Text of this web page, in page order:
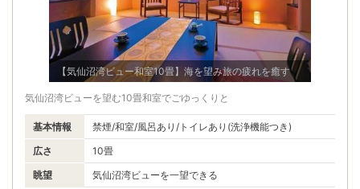
【気仙沼湾ビュー和室10畳】海を望み旅の疲れを癒す
気仙沼湾ビューを望む10畳和室でごゆっくりと
基本情報
禁煙/和室/風呂あり/トイレあり(洗浄機能つき)
広さ
10畳
眺望
気仙沼湾ビューを一望できる